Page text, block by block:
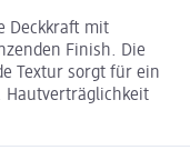
Deckkraft mit
Finish. Die
Textur sorgt für ein
Hautverträglichkeit